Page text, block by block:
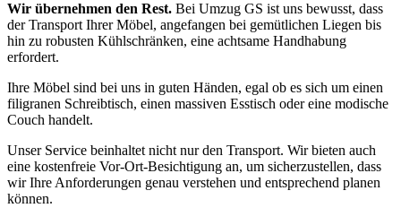
Wir übernehmen den Rest. Bei Umzug GS ist uns bewusst, dass
der Transport Ihrer Möbel, angefangen bei gemütlichen Liegen bis
hin zu robusten Kühlschränken, eine achtsame Handhabung
erfordert.
Ihre Möbel sind bei uns in guten Händen, egal ob es sich um einen
filigranen Schreibtisch, einen massiven Esstisch oder eine modische
Couch handelt.
Unser Service beinhaltet nicht nur den Transport. Wir bieten auch
eine kostenfreie Vor-Ort-Besichtigung an, um sicherzustellen, dass
wir Ihre Anforderungen genau verstehen und entsprechend planen
können.